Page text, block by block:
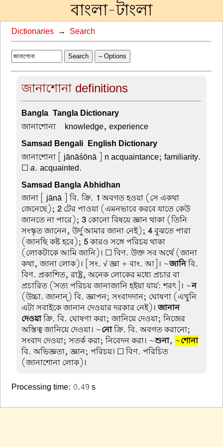
বাংলা-টাংলা
Dictionaries → Search
Search – Options
জানাশোনা definitions
Bangla-Tangla Dictionary
জানাশোনা – knowledge, experience
Samsad Bengali-English Dictionary
জানাশোনা [ jānāśōnā ] n acquaintance; familiarity.
☐a. acquainted.
Samsad Bangla Abhidhan
জানা [ jānā ] বি. ক্রি. 1 অবগত হওয়া (সে একথা
জেনেছে); 2 টের পাওয়া (এমনভাবে করবে যাতে কেউ
জানতে না পারে); 3 কোনো বিষয়ে জ্ঞান থাকা (তিনি
সংস্কৃত জানেন, উর্দু আমার জানা নেই);4বুঝতে পারা
(জানছি কষ্ট হবে); 5কারও সঙ্গে পরিচয় থাকা
(লোকটাকে আমি জানি)। ☐ বিণ. উক্ত সব অর্থে (জানা
কথা, জানা লোক)। [সং. √ জ্ঞা + বাং. আ]। ~জানিবি.
বিণ. প্রকাশিত, রাষ্ট্র, অনেক লোকের মধ্যে প্রচার বা
প্রচারিত ('সত্য পরিচয় জানাজানি হইয়া যায়': শরৎ]। ~ন
(উচ্চা. জানান্) বি. জ্ঞাপন; সংবাদদান; ঘোষণা (এখুনি
এটা সবাইকে জানান দেওয়ার দরকার নেই)।জানান
দেওয়াক্রি. বি. ঘোষণা করা; জানিয়ে দেওয়া; নিজের
অস্তিত্ব জানিয়ে দেওয়া। ~নোক্রি. বি. অবগত করানো;
সংবাদ দেওয়া; সতর্ক করা; নিবেদন করা। ~শুনা, ~শোনা
বি. অভিজ্ঞতা, জ্ঞান; পরিচয়। ☐ বিণ. পরিচিত
(জানাশোনা লোক)।
Processing time: 0.49 s